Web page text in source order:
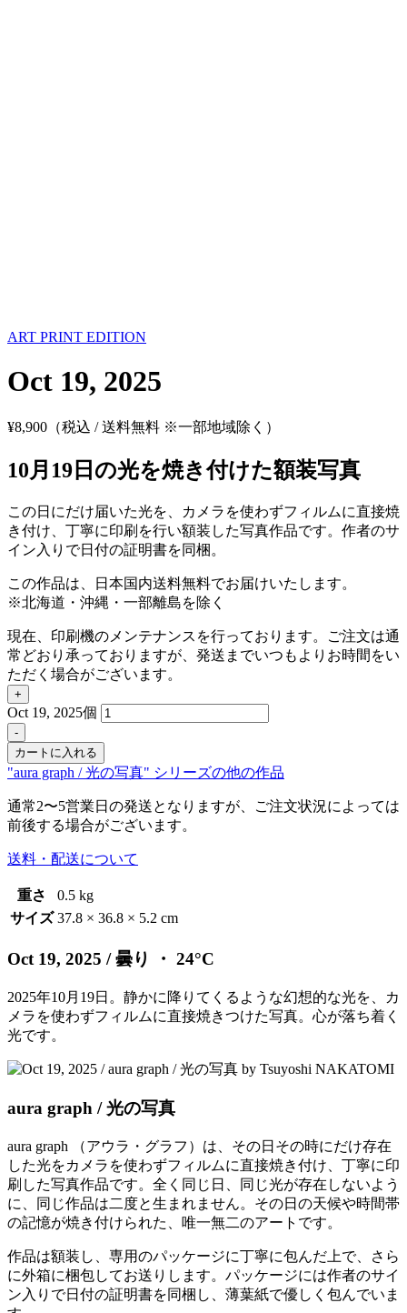
ART PRINT EDITION
Oct 19, 2025
¥8,900 （税込 / 送料無料 ※一部地域除く）
10月19日の光を焼き付けた額装写真
この日にだけ届いた光を、カメラを使わずフィルムに直接焼
き付け、丁寧に印刷を行い額装した写真作品です。作者のサ
イン入りで日付の証明書を同梱。
この作品は、日本国内送料無料でお届けいたします。
※北海道・沖縄・一部離島を除く
現在、印刷機のメンテナンスを行っております。ご注文は通
常どおり承っておりますが、発送までいつもよりお時間をい
ただく場合がございます。
+
Oct 19, 2025個
-
カートに入れる
"aura graph / 光の写真" シリーズの他の作品
通常2〜5営業日の発送となりますが、ご注文状況によっては
前後する場合がございます。
送料・配送について
重さ
0.5 kg
サイズ 37.8 × 36.8 × 5.2 cm
Oct 19, 2025 / 曇り ・ 24°C
2025年10月19日。静かに降りてくるような幻想的な光を、カ
メラを使わずフィルムに直接焼きつけた写真。心が落ち着く
光です。
aura graph / 光の写真
aura graph （アウラ・グラフ）は、その日その時にだけ存在
した光をカメラを使わずフィルムに直接焼き付け、丁寧に印
刷した写真作品です。全く同じ日、同じ光が存在しないよう
に、同じ作品は二度と生まれません。その日の天候や時間帯
の記憶が焼き付けられた、唯一無二のアートです。
作品は額装し、専用のパッケージに丁寧に包んだ上で、さら
に外箱に梱包してお送りします。パッケージには作者のサイ
ン入りで日付の証明書を同梱し、薄葉紙で優しく包んでいま